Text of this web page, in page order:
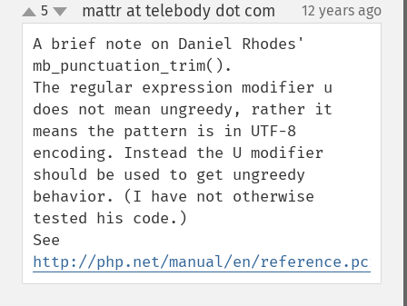
up
down
5 mattr at telebody dot com 12 years ago
A brief note on Daniel Rhodes'
mb_punctuation_trim().
The regular expression modifier u
does not mean ungreedy, rather it
means the pattern is in UTF-8
encoding. Instead the U modifier
should be used to get ungreedy
behavior. (I have not otherwise
tested his code.)
http://php.net/manual/en/